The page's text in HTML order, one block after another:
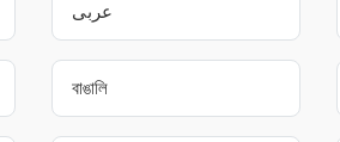
عربى
বাঙালি